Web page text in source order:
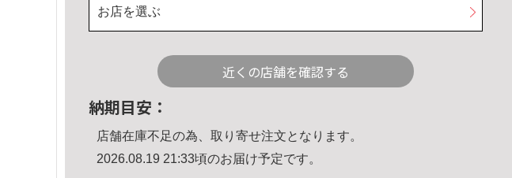
お店を選ぶ
近くの店舗を確認する
納期目安：
店舗在庫不足の為、取り寄せ注文となります。
2026.08.19 21:33頃のお届け予定です。